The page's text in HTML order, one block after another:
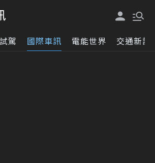
駕 國際車訊 電能世界 交通新訊